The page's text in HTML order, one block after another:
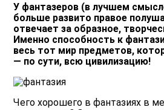
У фантазеров (в лучшем
больше развито правое
отвечает за образное,
Именно способность к
весь тот мир предметов,
— по сути, всю цивилизацию!
Чего хорошего в фантазиях в